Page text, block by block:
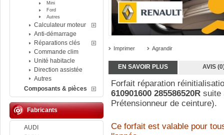
Mini
Ford
Autres
Calculateur moteur
Anti-démarrage
Réparations clés
Commande clim
Unité habitacle
Direction assistée
Autres
Composants & pièces
Fabricants
AUDI
Imprimer Agrandir
EN SAVOIR PLUS AVIS
Forfait réparation
610901600 285586520R suite
Prétensionneur de ceinture).
Ce forfait est valable pour